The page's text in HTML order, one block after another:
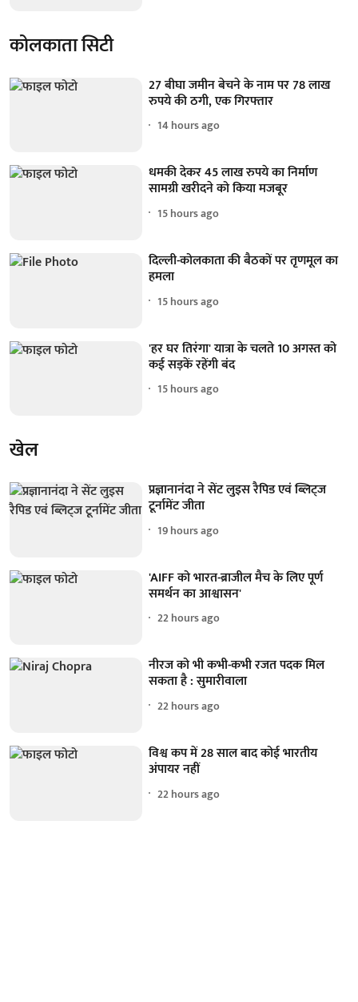
कोलकाता सिटी
27 बीघा जमीन बेचने के नाम पर 78 लाख
रुपये की ठगी, एक गिरफ्तार
14 hours ago
धमकी देकर 45 लाख रुपये का निर्माण
सामग्री खरीदने को किया मजबूर
15 hours ago
दिल्ली-कोलकाता की बैठकों पर तृणमूल का
हमला
15 hours ago
'हर घर तिरंगा' यात्रा के चलते 10 अगस्त को
कई सड़कें रहेंगी बंद
15 hours ago
खेल
प्रज्ञानानंदा ने सेंट लुइस रैपिड एवं ब्लिट्ज
टूर्नामेंट जीता
19 hours ago
'AIFF को भारत-ब्राजील मैच के लिए पूर्ण
समर्थन का आश्वासन'
22 hours ago
नीरज को भी कभी-कभी रजत पदक मिल
सकता है : सुमारीवाला
22 hours ago
विश्व कप में 28 साल बाद कोई भारतीय
अंपायर नहीं
22 hours ago